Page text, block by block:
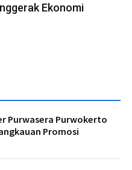
Ekonomi
Purwasera Purwokerto
Promosi